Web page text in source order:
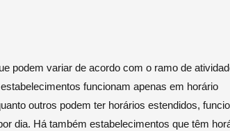
podem variar de acordo com o ramo de
funcionam apenas em horário
outros podem ter horários estendidos,
dia. Há também estabelecimentos que têm